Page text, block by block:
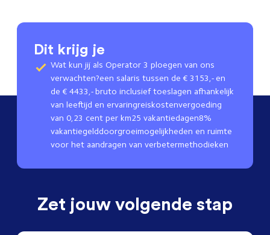
Dit krijg je
Wat kun jij als Operator 3 ploegen van ons
verwachten?een salaris tussen de € 3153,- en
de € 4433,- bruto inclusief toeslagen afhankelijk
van leeftijd en ervaringreiskostenvergoeding
van 0,23 cent per km25 vakantiedagen8%
vakantiegelddoorgroeimogelijkheden en ruimte
voor het aandragen van verbetermethodieken
Zet jouw volgende stap